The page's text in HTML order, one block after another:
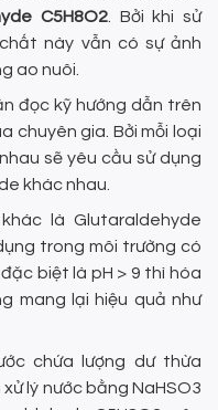
C5H8O2. Bởi khi sử
này vẫn có sự ảnh
ao nuôi.
đọc kỹ hướng dẫn trên
chuyên gia. Bởi mỗi loại
sẽ yêu cầu sử dụng
khác nhau.
là Glutaraldehyde
trong môi trường có
biệt là pH > 9 thì hóa
mang lại hiệu quả như
chứa lượng dư thừa
lý nước bằng NaHSO3